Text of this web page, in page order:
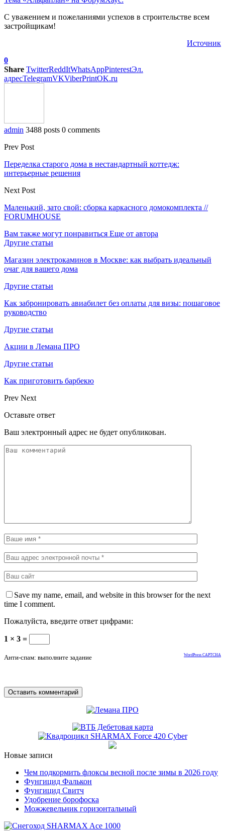
С уважением и пожеланиями успехов в строительстве всем
застройщикам!
Источник
0
Share TwitterReddItWhatsAppPinterestЭл.
адресTelegramVKViberPrintOK.ru
admin 3488 posts 0 comments
Prev Post
Переделка старого дома в нестандартный коттедж:
интерьерные решения
Next Post
Маленький, зато свой: сборка каркасного домокомплекта //
FORUMHOUSE
Вам также могут понравиться Еще от автора
Другие статьи
Магазин электрокаминов в Москве: как выбрать идеальный
очаг для вашего дома
Другие статьи
Как забронировать авиабилет без оплаты для визы: пошаговое
руководство
Другие статьи
Акции в Лемана ПРО
Другие статьи
Как приготовить барбекю
Prev Next
Оставьте ответ
Ваш электронный адрес не будет опубликован.
Save my name, email, and website in this browser for the next
time I comment.
Пожалуйста, введите ответ цифрами:
1 × 3 =
Анти-спам: выполните задание WordPress CAPTCHA
Новые записи
Чем подкормить флоксы весной после зимы в 2026 году
Фунгицид Фалькон
Фунгицид Свитч
Удобрение борофоска
Можжевельник горизонтальный